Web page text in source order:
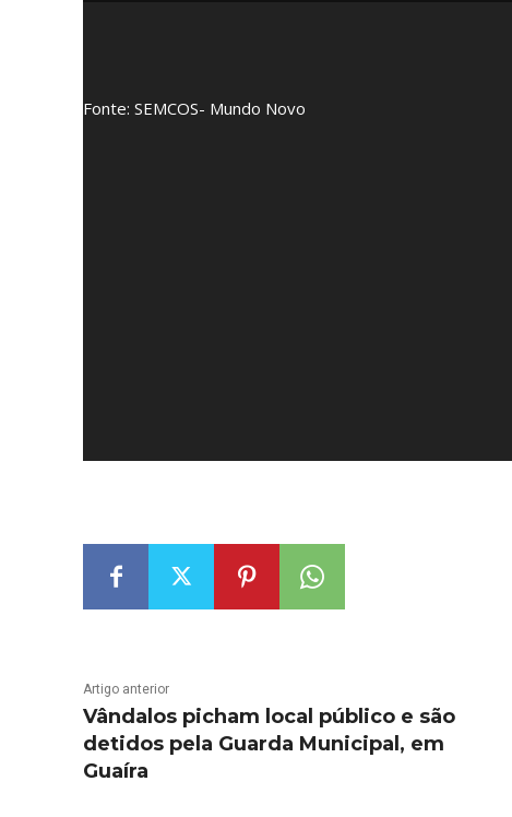
Fonte: SEMCOS- Mundo Novo
Artigo anterior
Vândalos picham local público e são
detidos pela Guarda Municipal, em
Guaíra